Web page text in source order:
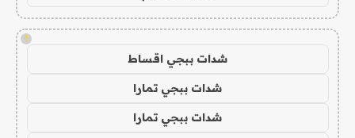
!
شدات ببجي اقساط
شدات ببجي تمارا
شدات ببجي تمارا